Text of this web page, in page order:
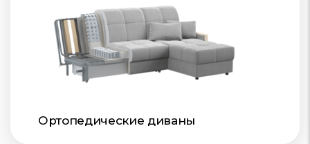
Ортопедические диваны